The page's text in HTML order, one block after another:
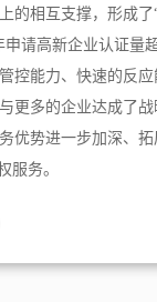
的相互支撑，形成
申请高新企业认证量
控能力、快速的反
更多的企业达成了
优势进一步加深、
服务。